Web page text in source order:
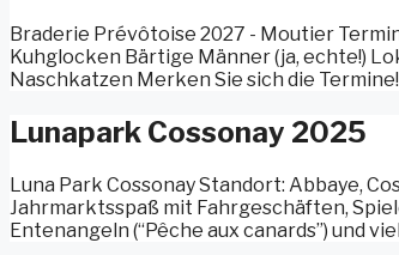
Braderie Prévôtoise 2027 - Moutier
Kuhglocken Bärtige Männer (ja, echte!)
Naschkatzen Merken Sie sich die Termine!
Lunapark Cossonay 2025
Luna Park Cossonay Standort: Abbaye,
Jahrmarktsspaß mit Fahrgeschäften,
Entenangeln (“Pêche aux canards”) und